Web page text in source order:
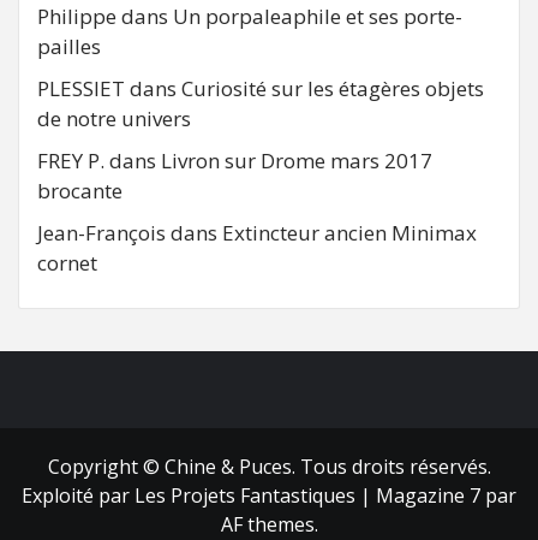
Philippe dans Un porpaleaphile et ses porte-
pailles
PLESSIET dans Curiosité sur les étagères objets
de notre univers
FREY P. dans Livron sur Drome mars 2017
brocante
Jean-François dans Extincteur ancien Minimax
cornet
Copyright © Chine & Puces. Tous droits réservés.
Exploité par Les Projets Fantastiques | Magazine 7 par
AF themes.